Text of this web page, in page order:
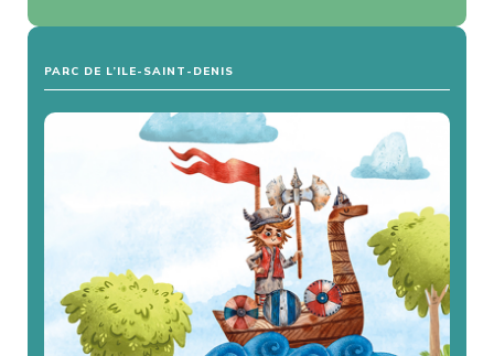
PARC DE L’ILE-SAINT-DENIS